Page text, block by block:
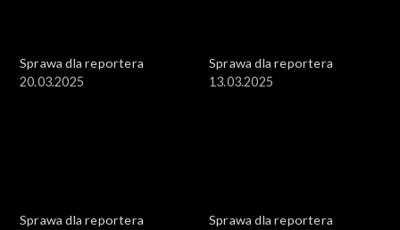
Sprawa dla reportera
20.03.2025
Sprawa dla reportera
13.03.2025
Sprawa dla reportera
Sprawa dla reportera